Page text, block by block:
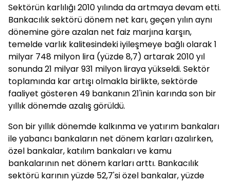
Sektörün karlılığı 2010 yılında da artmaya devam etti.
Bankacılık sektörü dönem net karı, geçen yılın aynı
dönemine göre azalan net faiz marjına karşın,
temelde varlık kalitesindeki iyileşmeye bağlı olarak 1
milyar 748 milyon lira (yüzde 8,7) artarak 2010 yıl
sonunda 21 milyar 931 milyon liraya yükseldi. Sektör
toplamında kar artışı olmakla birlikte, sektörde
faaliyet gösteren 49 bankanın 21'inin karında son bir
yıllık dönemde azalış görüldü.
Son bir yıllık dönemde kalkınma ve yatırım bankaları
ile yabancı bankaların net dönem karları azalırken,
özel bankalar, katılım bankaları ve kamu
bankalarının net dönem karları arttı. Bankacılık
sektörü karının yüzde 52,7'si özel bankalar, yüzde